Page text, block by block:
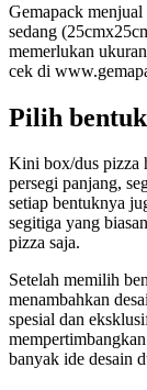
Gemapack
sedang
memerlukan
cek di
Pilih
Kini box/dus pizza
persegi panjang,
setiap bentuknya
segitiga yang
pizza saja.
Setelah memilih
menambahkan
spesial dan
banyak ide desain